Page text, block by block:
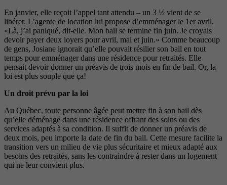
En janvier, elle reçoit l’appel tant attendu – un 3 ½ vient de se
libérer. L’agente de location lui propose d’emménager le 1er avril.
«Là, j’ai paniqué, dit-elle. Mon bail se termine fin juin. Je croyais
devoir payer deux loyers pour avril, mai et juin.» Comme beaucoup
de gens, Josiane ignorait qu’elle pouvait résilier son bail en tout
temps pour emménager dans une résidence pour retraités. Elle
pensait devoir donner un préavis de trois mois en fin de bail. Or, la
loi est plus souple que ça!
Un droit prévu par la loi
Au Québec, toute personne âgée peut mettre fin à son bail dès
qu’elle déménage dans une résidence offrant des soins ou des
services adaptés à sa condition. Il suffit de donner un préavis de
deux mois, peu importe la date de fin du bail. Cette mesure facilite la
transition vers un milieu de vie plus sécuritaire et mieux adapté aux
besoins des retraités, sans les contraindre à rester dans un logement
qui ne leur convient plus.